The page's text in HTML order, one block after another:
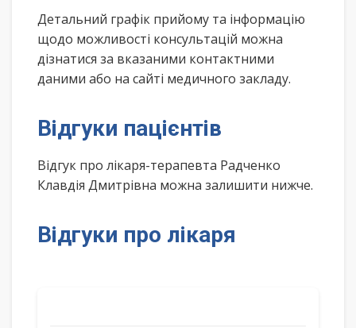
Детальний графік прийому та інформацію
щодо можливості консультацій можна
дізнатися за вказаними контактними
даними або на сайті медичного закладу.
Відгуки пацієнтів
Відгук про лікаря-терапевта Радченко
Клавдія Дмитрівна можна залишити нижче.
Відгуки про лікаря